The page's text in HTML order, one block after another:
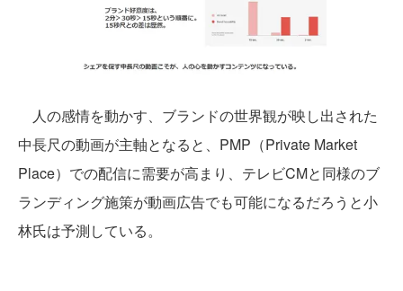
人の感情を動かす、ブランドの世界観が映し出された
中長尺の動画が主軸となると、PMP（Private Market
Place）での配信に需要が高まり、テレビCMと同様のブ
ランディング施策が動画広告でも可能になるだろうと小
林氏は予測している。